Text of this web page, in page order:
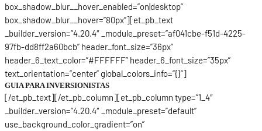
box_shadow_blur__hover_enabled=”on|desktop”
box_shadow_blur__hover=”80px”][et_pb_text
_builder_version=”4.20.4″ _module_preset=”af041cbe-f51d-4225-
97fb-dd8ff2a60bcb” header_font_size=”36px”
header_6_text_color=”#FFFFFF” header_6_font_size=”35px”
text_orientation=”center” global_colors_info=”{}”]
GUIA PARA INVERSIONISTAS
[/et_pb_text][/et_pb_column][et_pb_column type=”1_4″
_builder_version=”4.20.4″ _module_preset=”default”
use_background_color_gradient=”on”